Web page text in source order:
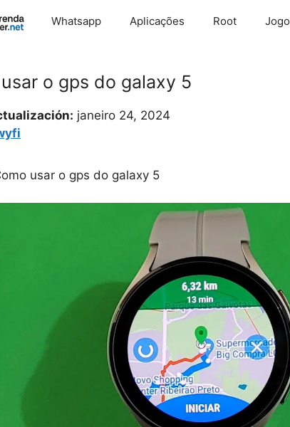
Whatsapp Aplicações Root
o gps do galaxy 5
janeiro 24, 2024
usar o gps do galaxy 5